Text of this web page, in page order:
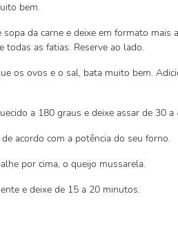
bem.
sopa da carne e deixe em formato
todas as fatias. Reserve ao lado.
os ovos e o sal, bata muito bem.
a 180 graus e deixe assar de 30
acordo com a potência do seu forno.
por cima, o queijo mussarela.
e deixe de 15 a 20 minutos.